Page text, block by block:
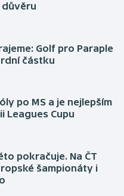
Golf pro Paraple
částku
po MS a je nejlepším
Leagues Cupu
pokračuje. Na ČT
šampionáty i